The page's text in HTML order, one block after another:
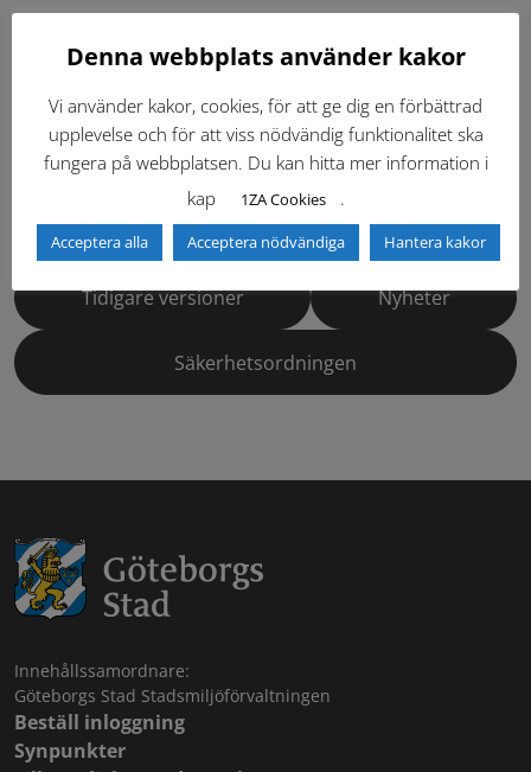
Hitta direkt
Gällande standardritningar (Dwg och pdf)
Dokumentbibliotek Kontaktlista
Tidigare versioner Nyheter
Säkerhetsordningen
Innehållssamordnare:
Göteborgs Stad Stadsmiljöförvaltningen
Beställ inloggning
Synpunkter
Denna webbplats använder kakor
Vi använder kakor, cookies, för att ge dig en förbättrad
upplevelse och för att viss nödvändig funktionalitet ska
fungera på webbplatsen. Du kan hitta mer information i
kap
1ZA Cookies .
Acceptera alla Acceptera nödvändiga Hantera kakor